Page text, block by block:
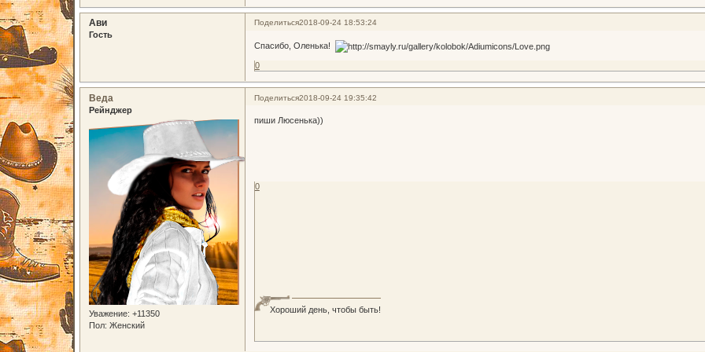
Поделиться2018-09-24 18:53:24
Ави
Гость
Спасибо, Оленька!
0
Поделиться2018-09-24 19:35:42
Веда
Рейнджер
Уважение: +11350
Пол: Женский
пиши Люсенька))
Хороший день, чтобы быть!
0